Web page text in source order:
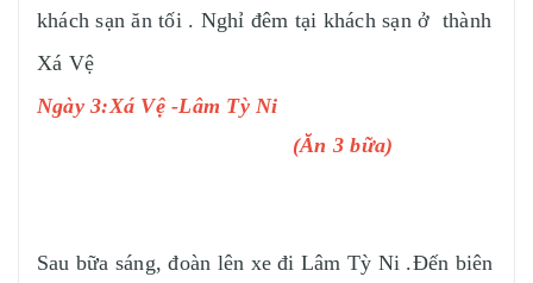
khách sạn ăn tối . Nghỉ đêm tại khách sạn ở thành
Xá Vệ
Ngày 3:Xá Vệ -Lâm Tỳ Ni
(Ăn 3 bữa)
Sau bữa sáng, đoàn lên xe đi Lâm Tỳ Ni .Đến biên